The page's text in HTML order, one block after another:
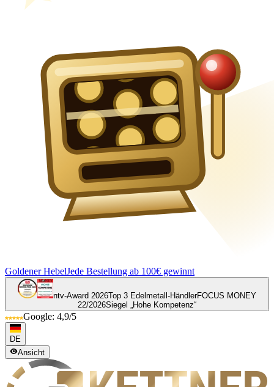
Goldener HebelJede Bestellung ab 100€ gewinnt
ntv-Award 2026Top 3 Edelmetall-HändlerFOCUS MONEY
22/2026Siegel „Hohe Kompetenz“
Google: 4,9/5
DE
Ansicht